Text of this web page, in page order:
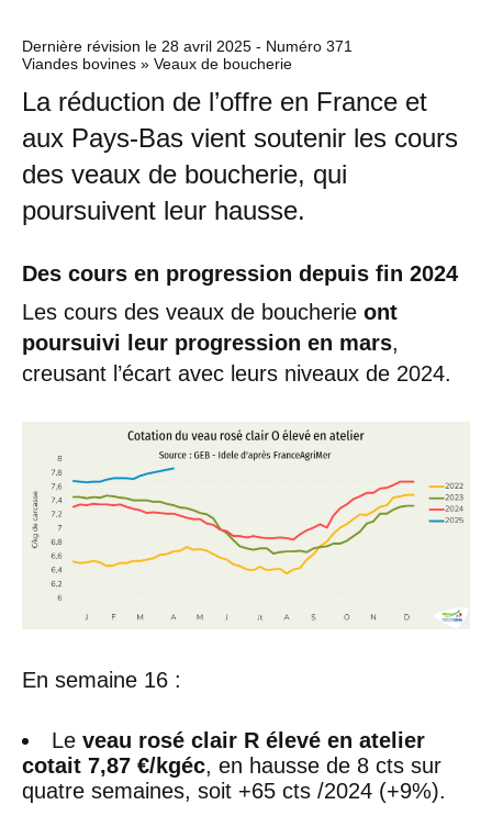
Dernière révision le 28 avril 2025 - Numéro 371
Viandes bovines » Veaux de boucherie
La réduction de l’offre en France et
aux Pays-Bas vient soutenir les cours
des veaux de boucherie, qui
poursuivent leur hausse.
Des cours en progression depuis fin 2024
Les cours des veaux de boucherie ont
poursuivi leur progression en mars,
creusant l’écart avec leurs niveaux de 2024.
En semaine 16 :
Le veau rosé clair R élevé en atelier
cotait 7,87 €/kgéc, en hausse de 8 cts sur
quatre semaines, soit +65 cts /2024 (+9%).